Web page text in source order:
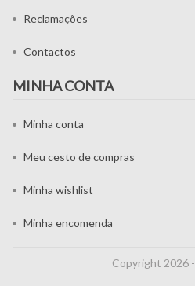
Reclamações
Contactos
MINHA CONTA
Minha conta
Meu cesto de compras
Minha wishlist
Minha encomenda
Copyright 2026 -